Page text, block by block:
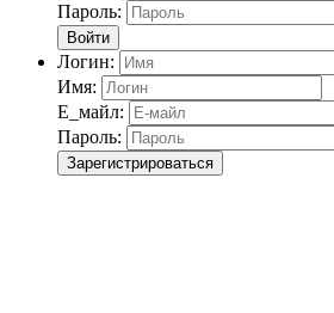
Пароль:
Войти
Логин:
Имя:
Е_майл:
Пароль:
Зарегистрироваться